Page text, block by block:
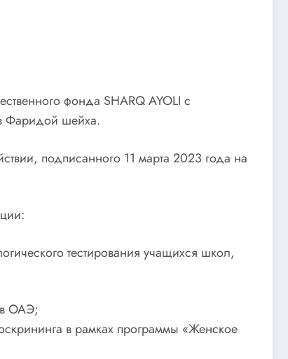
фонда SHARQ AYOLI с
Фаридой шейха.
подписанного 11 марта 2023 года на
тестирования учащихся школ,
в ОАЭ;
в рамках программы «Женское